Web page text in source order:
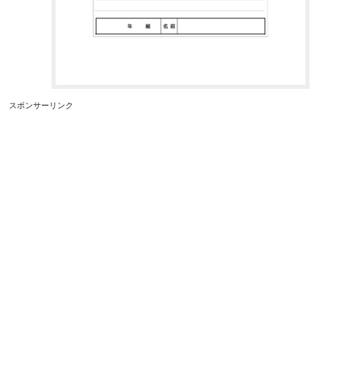
スポンサーリンク